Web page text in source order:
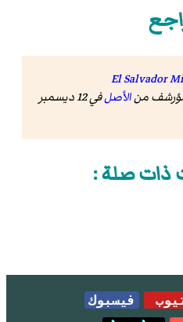
منالأصل
في 12 ديسمبر
ذات صلة :
فيسبوك